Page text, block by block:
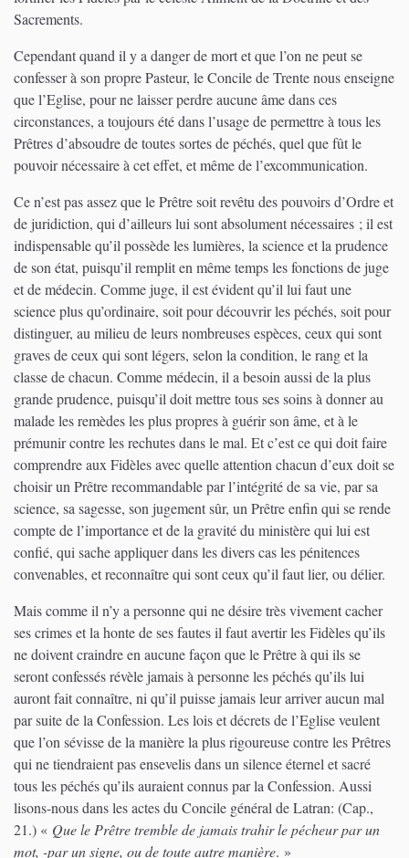
Sacrements.
Cependant quand il y a danger de mort et que l’on ne peut se
confesser à son propre Pasteur, le Concile de Trente nous enseigne
que l’Eglise, pour ne laisser perdre aucune âme dans ces
circonstances, a toujours été dans l’usage de permettre à tous les
Prêtres d’absoudre de toutes sortes de péchés, quel que fût le
pouvoir nécessaire à cet effet, et même de l’excommunication.
Ce n’est pas assez que le Prêtre soit revêtu des pouvoirs d’Ordre et
de juridiction, qui d’ailleurs lui sont absolument nécessaires ; il est
indispensable qu’il possède les lumières, la science et la prudence
de son état, puisqu’il remplit en même temps les fonctions de juge
et de médecin. Comme juge, il est évident qu’il lui faut une
science plus qu’ordinaire, soit pour découvrir les péchés, soit pour
distinguer, au milieu de leurs nombreuses espèces, ceux qui sont
graves de ceux qui sont légers, selon la condition, le rang et la
classe de chacun. Comme médecin, il a besoin aussi de la plus
grande prudence, puisqu’il doit mettre tous ses soins à donner au
malade les remèdes les plus propres à guérir son âme, et à le
prémunir contre les rechutes dans le mal. Et c’est ce qui doit faire
comprendre aux Fidèles avec quelle attention chacun d’eux doit se
choisir un Prêtre recommandable par l’intégrité de sa vie, par sa
science, sa sagesse, son jugement sûr, un Prêtre enfin qui se rende
compte de l’importance et de la gravité du ministère qui lui est
confié, qui sache appliquer dans les divers cas les pénitences
convenables, et reconnaître qui sont ceux qu’il faut lier, ou délier.
Mais comme il n’y a personne qui ne désire très vivement cacher
ses crimes et la honte de ses fautes il faut avertir les Fidèles qu’ils
ne doivent craindre en aucune façon que le Prêtre à qui ils se
seront confessés révèle jamais à personne les péchés qu’ils lui
auront fait connaître, ni qu’il puisse jamais leur arriver aucun mal
par suite de la Confession. Les lois et décrets de l’Eglise veulent
que l’on sévisse de la manière la plus rigoureuse contre les Prêtres
qui ne tiendraient pas ensevelis dans un silence éternel et sacré
tous les péchés qu’ils auraient connus par la Confession. Aussi
lisons-nous dans les actes du Concile général de Latran: (Cap.,
21.) « Que le Prêtre tremble de jamais trahir le pécheur par un
mot, -par un signe, ou de toute autre manière. »